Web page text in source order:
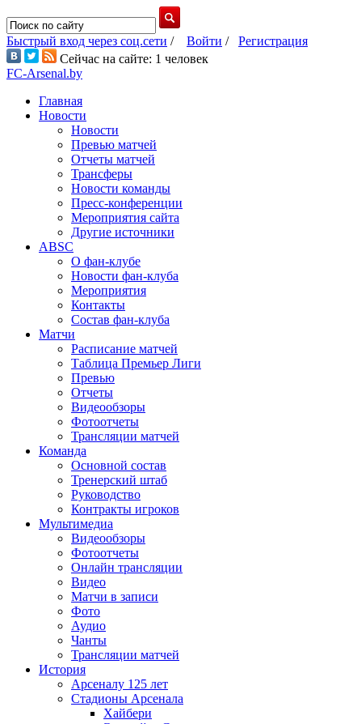
Быстрый вход через соц.сети / Войти / Регистрация
Сейчас на сайте: 1 человек
FC-Arsenal.by
Главная
Новости
Новости
Превью матчей
Отчеты матчей
Трансферы
Новости команды
Пресс-конференции
Мероприятия сайта
Другие источники
ABSC
О фан-клубе
Новости фан-клуба
Мероприятия
Контакты
Состав фан-клуба
Матчи
Расписание матчей
Таблица Премьер Лиги
Превью
Отчеты
Видеообзоры
Фотоотчеты
Трансляции матчей
Команда
Основной состав
Тренерский штаб
Руководство
Контракты игроков
Мультимедиа
Видеообзоры
Фотоотчеты
Онлайн трансляции
Видео
Матчи в записи
Фото
Аудио
Чанты
Трансляции матчей
История
Арсеналу 125 лет
Стадионы Арсенала
Хайбери